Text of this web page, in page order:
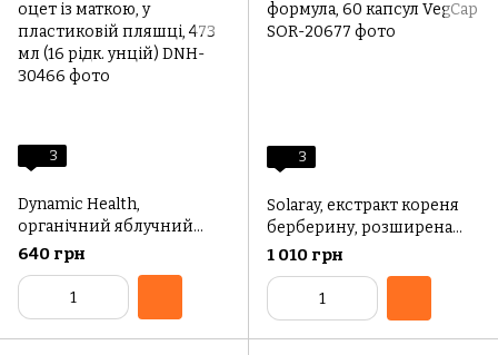
3
Dynamic Health,
органічний яблучний
оцет із маткою, у
пластиковій пляшці, 473
мл (16 рідк. унцій)
640 грн
3
Solaray, екстракт кореня
берберину, розширена
формула, 60 капсул VegCap
1 010 грн